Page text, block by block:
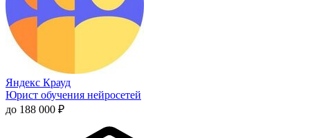
Яндекс Крауд
Юрист обучения нейросетей
до 188 000 ₽